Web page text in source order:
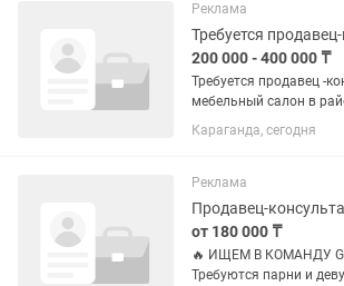
Реклама
200 000 - 400 000 ₸
Требуется продавец -
мебельный салон в
Салон функционирует
Точка наработанная. Зарплата
выдаётся на руки или
Караганда, сегодня
Реклама
от 180 000 ₸
🔥 ИЩЕМ В КОМАНДУ
Требуются парни и